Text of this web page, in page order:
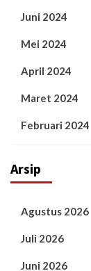
Juni 2024
Mei 2024
April 2024
Maret 2024
Februari 2024
Arsip
Agustus 2026
Juli 2026
Juni 2026